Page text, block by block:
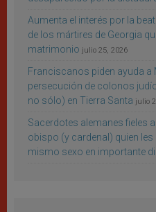
Aumenta el interés por la
de los mártires de Georgia
matrimonio julio 25, 2026
Franciscanos piden ayuda a
persecución de colonos
no sólo) en Tierra Santa julio
Sacerdotes alemanes fieles
obispo (y cardenal) quien les
mismo sexo en importante